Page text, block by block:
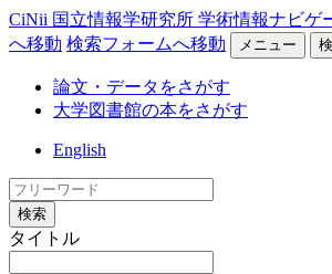
CiNii 国立情報学研究所 学術情報ナビゲ
へ移動 検索フォームへ移動 メニュー
論文・データをさがす
大学図書館の本をさがす
English
検索
タイトル